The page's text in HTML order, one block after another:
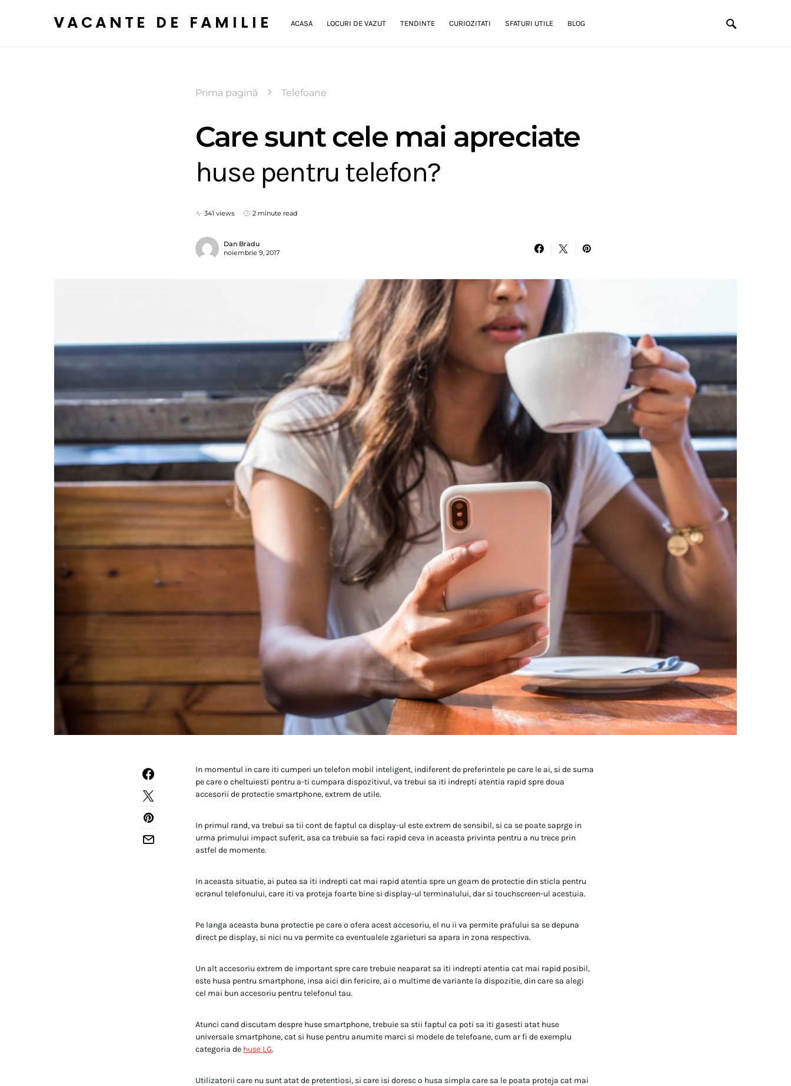
VACANTE DE FAMILIE ACASA LOCURI DE VAZUT TENDINTE CURIOZITATI SFATURI UTILE BLOG
Prima pagină Telefoane
Care sunt cele mai apreciate
huse pentru telefon?
341 views 2 minute read
Dan Bradu
noiembrie 9, 2017
In momentul in care iti cumperi un telefon mobil inteligent, indiferent de preferintele pe care le ai, si de suma
pe care o cheltuiesti pentru a-ti cumpara dispozitivul, va trebui sa iti indrepti atentia rapid spre doua
accesorii de protectie smartphone, extrem de utile.
In primul rand, va trebui sa tii cont de faptul ca display-ul este extrem de sensibil, si ca se poate saprge in
urma primului impact suferit, asa ca trebuie sa faci rapid ceva in aceasta privinta pentru a nu trece prin
astfel de momente.
In aceasta situatie, ai putea sa iti indrepti cat mai rapid atentia spre un geam de protectie din sticla pentru
ecranul telefonului, care iti va proteja foarte bine si display-ul terminalului, dar si touchscreen-ul acestuia.
Pe langa aceasta buna protectie pe care o ofera acest accesoriu, el nu ii va permite prafului sa se depuna
direct pe display, si nici nu va permite ca eventualele zgarieturi sa apara in zona respectiva.
Un alt accesoriu extrem de important spre care trebuie neaparat sa iti indrepti atentia cat mai rapid posibil,
este husa pentru smartphone, insa aici din fericire, ai o multime de variante la dispozitie, din care sa alegi
cel mai bun accesoriu pentru telefonul tau.
Atunci cand discutam despre huse smartphone, trebuie sa stii faptul ca poti sa iti gasesti atat huse
universale smartphone, cat si huse pentru anumite marci si modele de telefoane, cum ar fi de exemplu
categoria de huse LG.
Utilizatorii care nu sunt atat de pretentiosi, si care isi doresc o husa simpla care sa le poata proteja cat mai